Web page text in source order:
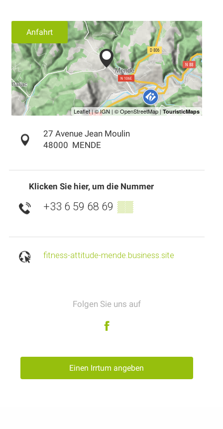
Anfahrt
27 Avenue Jean Moulin
48000 MENDE
Klicken Sie hier, um die Nummer
+33 6 59 68 69 ▒▒
fitness-attitude-mende.business.site
Folgen Sie uns auf
Einen Irrtum angeben